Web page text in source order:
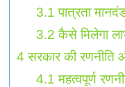
3.1 पात्रता
3.2 कैसे मिलेगा
4 सरकार की रणनीति
4.1 महत्वपूर्ण